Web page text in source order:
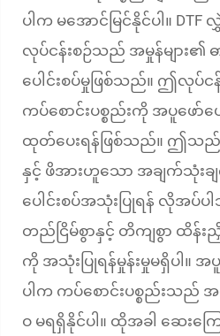
ပါက မအောင်မြင်နိုင်ပါ။
လုပ်ငန်းစဉ်သည် အမှုန်များ၏
ပေါင်းစပ်မှုဖြစ်သည်။ ဤလုပ်
ကပ်စောင်းပစ္စည်းကို အပူဖော်ပ
ထုတ်ပေးရန်ဖြစ်သည်။ ဤသည်
နှင့် ဖိအားဟူသော အချက်သုံး
ပေါင်းစပ်အသုံးပြုရန် လိုအပ်ပ
တည်ငြိမ်စွာနှင့် တိကျစွာ ထိန်း
ကို အသုံးပြုရန်မှုန်းမှုမရှိပါ။
ပါက ကပ်စောင်းပစ္စည်းသည်
ဝ မရရှိနိုင်ပါ။ ထိုအခါ ဆေးက